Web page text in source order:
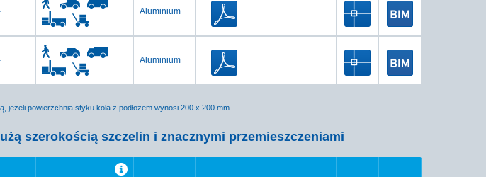
Aluminium
Aluminium
powierzchnia styku koła z podłożem wynosi 200 x 200 mm
szerokością szczelin i znacznymi przemieszczeniami